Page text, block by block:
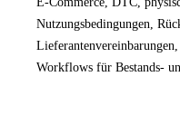
Nutzungsbedingungen,
Workflows für Bestands-